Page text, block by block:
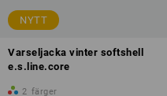
NYTT
Varseljacka vinter softshell
e.s.line.core
2 färger